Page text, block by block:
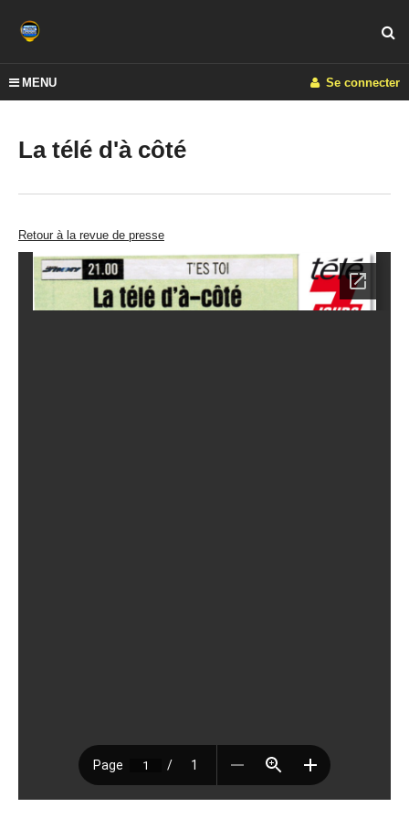
MENU Se connecter
La télé d'à côté
Retour à la revue de presse